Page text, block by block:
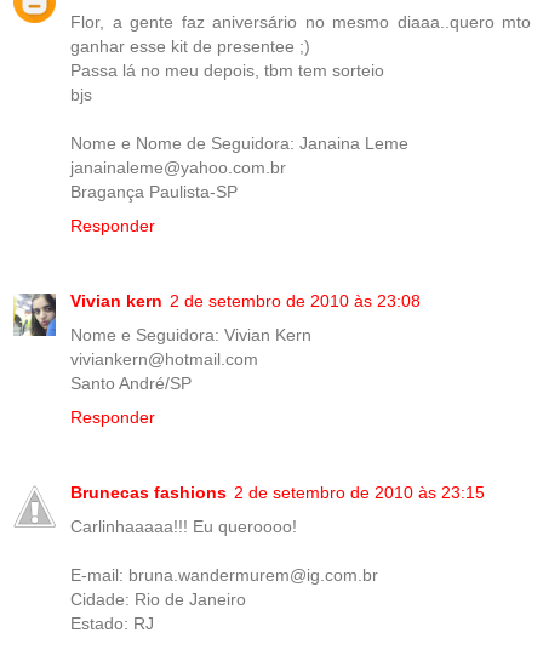
Flor, a gente faz aniversário no mesmo diaaa..quero mto
ganhar esse kit de presentee ;)
Passa lá no meu depois, tbm tem sorteio
bjs
Nome e Nome de Seguidora: Janaina Leme
janainaleme@yahoo.com.br
Bragança Paulista-SP
Responder
Vivian kern 2 de setembro de 2010 às 23:08
Nome e Seguidora: Vivian Kern
viviankern@hotmail.com
Santo André/SP
Responder
Brunecas fashions 2 de setembro de 2010 às 23:15
Carlinhaaaaa!!! Eu queroooo!
E-mail: bruna.wandermurem@ig.com.br
Cidade: Rio de Janeiro
Estado: RJ